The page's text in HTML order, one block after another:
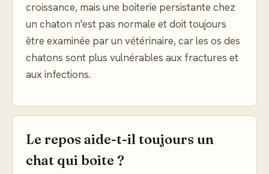
croissance, mais une boiterie persistante chez
un chaton n'est pas normale et doit toujours
être examinée par un vétérinaire, car les os des
chatons sont plus vulnérables aux fractures et
aux infections.
Le repos aide-t-il toujours un
chat qui boite ?